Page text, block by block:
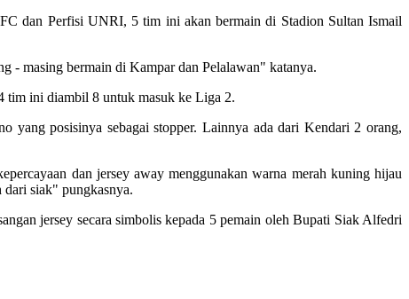
dan Perfisi UNRI, 5 tim ini akan bermain di Stadion Sultan Ismail
- masing bermain di Kampar dan Pelalawan" katanya.
tim ini diambil 8 untuk masuk ke Liga 2.
yang posisinya sebagai stopper. Lainnya ada dari Kendari 2 orang,
dan jersey away menggunakan warna merah kuning hijau
siak" pungkasnya.
jersey secara simbolis kepada 5 pemain oleh Bupati Siak Alfedri